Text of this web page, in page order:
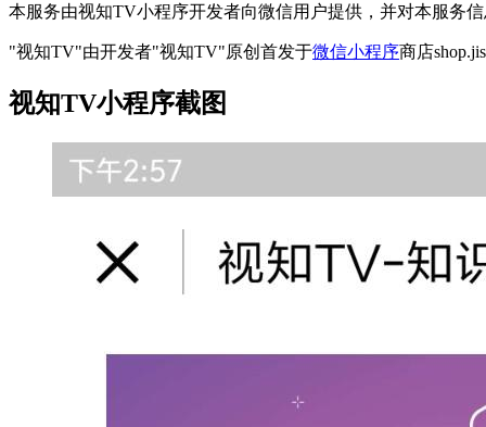
本服务由视知TV小程序开发者向微信用户提供，并对本服务
"视知TV"由开发者"视知TV"原创首发于微信小程序商店
视知TV小程序截图